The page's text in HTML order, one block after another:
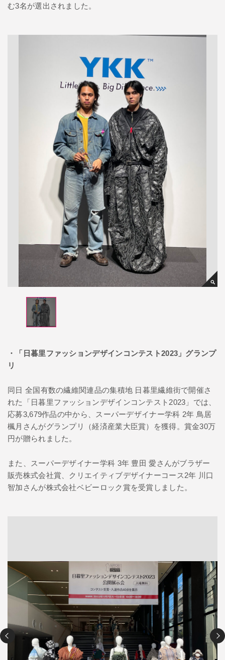
む3名が選出されました。
・「日暮里ファッションデザインコンテスト2023」グランプ
リ
同日 全国有数の繊維関連品の集積地 日暮里繊維街で開催さ
れた「日暮里ファッションデザインコンテスト2023」では、
応募3,679作品の中から、スーパーデザイナー学科 2年 鳥居
楓月さんがグランプリ（経済産業大臣賞）を獲得。賞金30万
円が贈られました。
また、スーパーデザイナー学科 3年 豊田 愛さんがブラザー
販売株式会社賞、クリエイティブデザイナーコース2年 川口
智加さんが株式会社ベビーロック賞を受賞しました。